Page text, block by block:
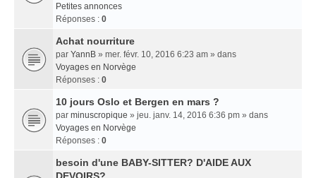
Petites annonces
Réponses : 0
Achat nourriture
par YannB » mer. févr. 10, 2016 6:23 am » dans
Voyages en Norvège
Réponses : 0
10 jours Oslo et Bergen en mars ?
par minuscropique » jeu. janv. 14, 2016 6:36 pm » dans
Voyages en Norvège
Réponses : 0
besoin d'une BABY-SITTER? D'AIDE AUX